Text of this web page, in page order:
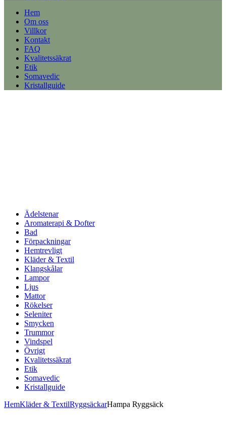
Hem
Om oss
Villkor
Kontakt
FAQ
Kvalitetssäkrat
Etik
Somavedic
Kristallguide
Ädelstenar
Aromaterapi & Dofter
Bad
Förpackningar
Hemtrevligt
Kläder & Textil
Klangskålar
Lampor
Ljus
Mattor
Rökelser
Seleniter
Smycken
Trummor
Vindspel
Övrigt
Kvalitetssäkrat
Etik
Somavedic
Kristallguide
HemKläder & TextilRyggsäckarHampa Ryggsäck